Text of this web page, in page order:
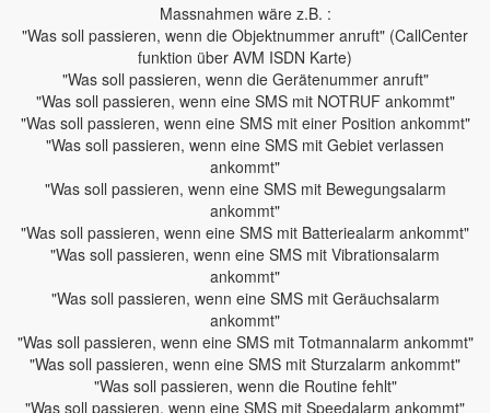
Massnahmen wäre z.B. :
"Was soll passieren, wenn die Objektnummer anruft" (CallCenter
funktion über AVM ISDN Karte)
"Was soll passieren, wenn die Gerätenummer anruft"
"Was soll passieren, wenn eine SMS mit NOTRUF ankommt"
"Was soll passieren, wenn eine SMS mit einer Position ankommt"
"Was soll passieren, wenn eine SMS mit Gebiet verlassen
ankommt"
"Was soll passieren, wenn eine SMS mit Bewegungsalarm
ankommt"
"Was soll passieren, wenn eine SMS mit Batteriealarm ankommt"
"Was soll passieren, wenn eine SMS mit Vibrationsalarm
ankommt"
"Was soll passieren, wenn eine SMS mit Geräuchsalarm
ankommt"
"Was soll passieren, wenn eine SMS mit Totmannalarm ankommt"
"Was soll passieren, wenn eine SMS mit Sturzalarm ankommt"
"Was soll passieren, wenn die Routine fehlt"
"Was soll passieren, wenn eine SMS mit Speedalarm ankommt"